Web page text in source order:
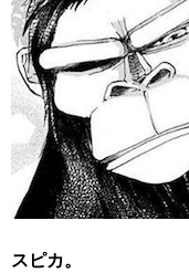
スピカ。